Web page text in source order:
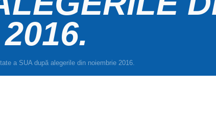
a SUA după alegerile din noiembrie 2016.